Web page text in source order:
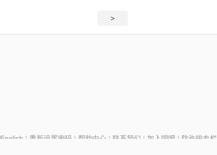
>
English | 重新设置密码| 帮助中心 | 联系我们 | 加入唱吧 | 防诈骗专栏